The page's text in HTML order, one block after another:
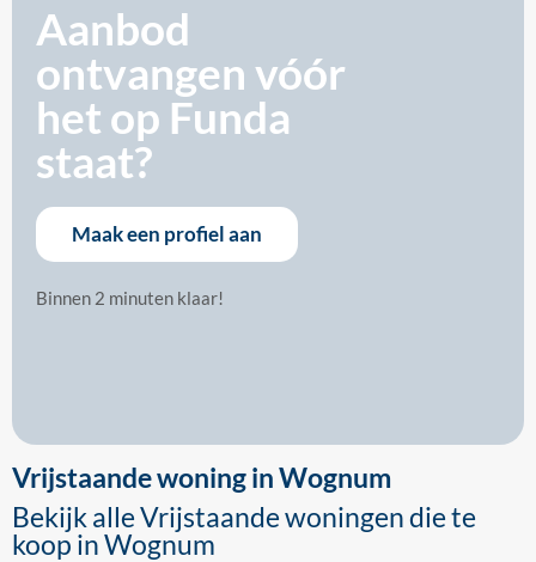
Vrijstaande woning in Wognum
Bekijk alle Vrijstaande woningen die te
koop in Wognum
Aanbod
ontvangen vóór
het op Funda
staat?
Maak een profiel aan
Binnen 2 minuten klaar!